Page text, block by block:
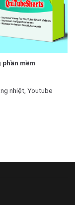
mềm
nhiệt, Youtube